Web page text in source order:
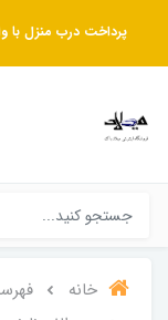
پرداخت درب منزل با
خانه